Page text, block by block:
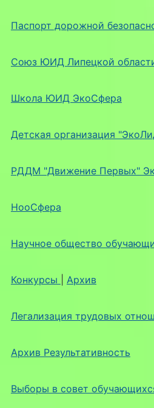
Паспорт дорожной
Союз ЮИД Липецкой
Школа ЮИД ЭкоСфера
Детская организация
РДДМ "Движение Первых"
НооСфера
Научное общество
Конкурсы Архив
Легализация трудовых
Архив Результативность
Выборы в совет